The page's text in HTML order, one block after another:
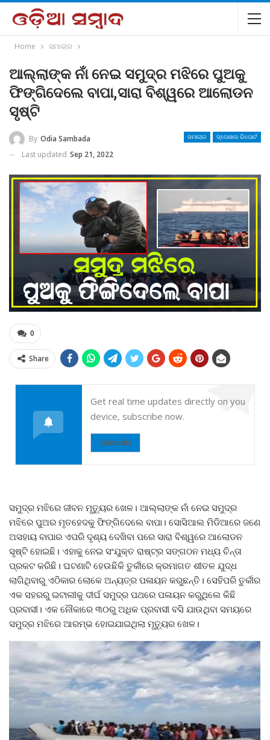
Home ସମାଚାର
ଆଲ୍ଲାଙ୍କ ନାଁ ନେଇ ସମୁଦ୍ର ମଝିରେ ପୁଅକୁ
ଫିଙ୍ଗିଦେଲେ ବାପା,ସାରା ବିଶ୍ୱରେ ଆଲୋଡନ
ସୃଷ୍ଟି
ସମାଚାର ସ୍ପେଶାଲ ରିପୋର୍ଟ
By Odia Sambada
Last updated Sep 21, 2022
0
Share
Get real time updates directly on you
device, subscribe now.
Subscribe
ସମୁଦ୍ର ମଝିରେ ଜୀବନ ମୃତ୍ୟୁର ଖେଳ। ଆଲ୍ଲାଙ୍କ ନାଁ ନେଇ ସମୁଦ୍ର
ମଝିରେ ପୁଅର ମୃତହେଦକୁ ଫିଙ୍ଗିଦେଲେ ବାପା। ସୋସିଆଲ ମିଡିଆରେ ଜଣେ
ଅସହାୟ ବାପାର ଏପରି ଦୃଶ୍ୟ ଦେଖିବା ପରେ ସାରା ବିଶ୍ୱରେ ଆଲୋଡନ
ସୃଷ୍ଟି ହୋଇଛି। ଏହାକୁ ନେଇ ସଂଯୁକ୍ତ ରାଷ୍ଟ୍ର ସଙ୍ଗଠନ ମଧ୍ୟ ଚିନ୍ତା
ପ୍ରକଟ କରିଛି। ଘଟଣାଟି ହେଉଛିକି ତୁର୍କୀରେ କ୍ରମାଗତ ଶୀତଳ ଯୁଦ୍ଧ
ଲାଗିଥିବାରୁ ଏଠିକାର ଲୋକେ ଅନ୍ୟତ୍ର ପଳାୟନ କରୁଛନ୍ତି। ସେହିପରି ତୁର୍କୀର
ଏକ ସହରରୁ ଇଟାଲୀକୁ ଦୀର୍ଘ ସମୁଦ୍ର ପଥରେ ପଳାୟନ କରୁଥିଲେ କିଛି
ପ୍ରବାସୀ। ଏକ ନୌକାରେ ୩୦ରୁ ଅଧିକ ପ୍ରବାସୀ ବସି ଯାଉଥିବା ସମୟରେ
ସମୁଦ୍ର ମଝିରେ ଆରମ୍ଭ ହୋଇଯାଇଥିଲା ମୃତ୍ୟୁର ଖେଳ।